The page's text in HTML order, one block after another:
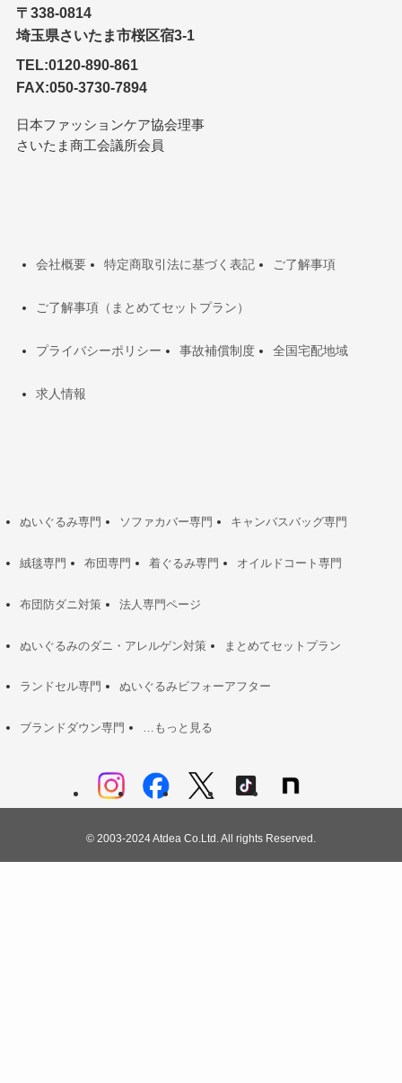
〒338-0814
埼玉県さいたま市桜区宿3-1
TEL:0120-890-861
FAX:050-3730-7894
日本ファッションケア協会理事
さいたま商工会議所会員
会社概要 特定商取引法に基づく表記 ご了解事項
ご了解事項（まとめてセットプラン）
プライバシーポリシー 事故補償制度 全国宅配地域
求人情報
ぬいぐるみ専門 ソファカバー専門 キャンバスバッグ専門
絨毯専門 布団専門 着ぐるみ専門 オイルドコート専門
布団防ダニ対策 法人専門ページ
ぬいぐるみのダニ・アレルゲン対策 まとめてセットプラン
ランドセル専門 ぬいぐるみビフォーアフター
ブランドダウン専門 …もっと見る
© 2003-2024 Atdea Co.Ltd. All rights Reserved.